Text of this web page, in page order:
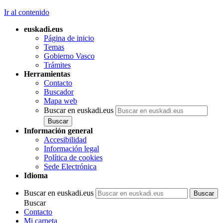
Ir al contenido
euskadi.eus
Página de inicio
Temas
Gobierno Vasco
Trámites
Herramientas
Contacto
Buscador
Mapa web
Buscar en euskadi.eus
Información general
Accesibilidad
Información legal
Política de cookies
Sede Electrónica
Idioma
Buscar en euskadi.eus
Buscar
Contacto
Mi carpeta